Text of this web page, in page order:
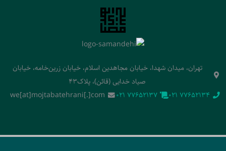
تهران، میدان شهدا، خیابان مجاهدین اسلام، خیابان زرین‌خامه، خیابان
صیاد خدایی (قائن)، پلاک43
‭021 77652134‬
‭021 77652137‬
we[at]mojtabatehrani[.]com